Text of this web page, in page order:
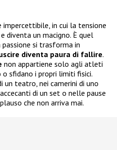
in cui la tensione
diventa un macigno. È quel
si trasforma in
diventa paura di fallire.
non appartiene solo agli atleti
sfidano i propri limiti fisici.
un teatro, nei camerini di uno
di un set o nelle pause
che non arriva mai.